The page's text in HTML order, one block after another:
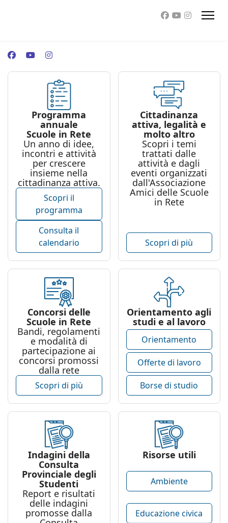
Programma
annuale
Scuole in Rete
Un anno di idee,
incontri e attività
per crescere
insieme nella
cittadinanza attiva.
Scopri il
programma
Consulta il
calendario
Cittadinanza
attiva, legalità e
molto altro
Scopri i temi
trattati dalle
attività e dagli
eventi organizzati
dall'Associazione
Amici delle Scuole
in Rete
Scopri di più
Concorsi delle
Scuole in Rete
Bandi, regolamenti
e modalità di
partecipazione ai
concorsi promossi
dalla rete
Scopri di più
Orientamento agli
studi e al lavoro
Orientamento
Offerte di lavoro
Borse di studio
Indagini della
Consulta
Provinciale degli
Studenti
Report e risultati
delle indagini
promosse dalla
Risorse utili
Ambiente
Educazione civica